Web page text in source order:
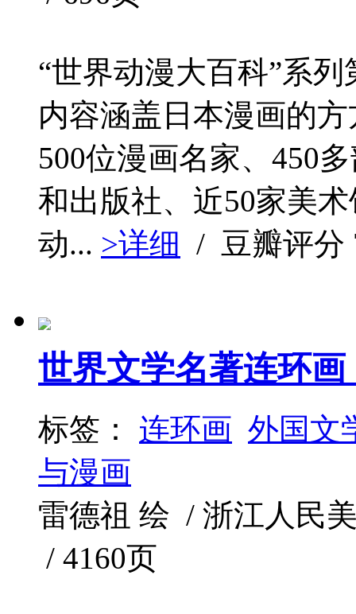
“世界动漫大百科”系
内容涵盖日本漫画的
500位漫画名家、450
和出版社、近50家美
动... >详细 / 豆瓣评分
世界文学名著连环
标签： 连环画 外国文
与漫画
雷德祖 绘 / 浙江人民
/ 4160页